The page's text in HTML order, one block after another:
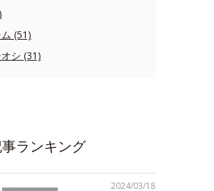
(51)
シ (31)
ランキング
2024/03/18